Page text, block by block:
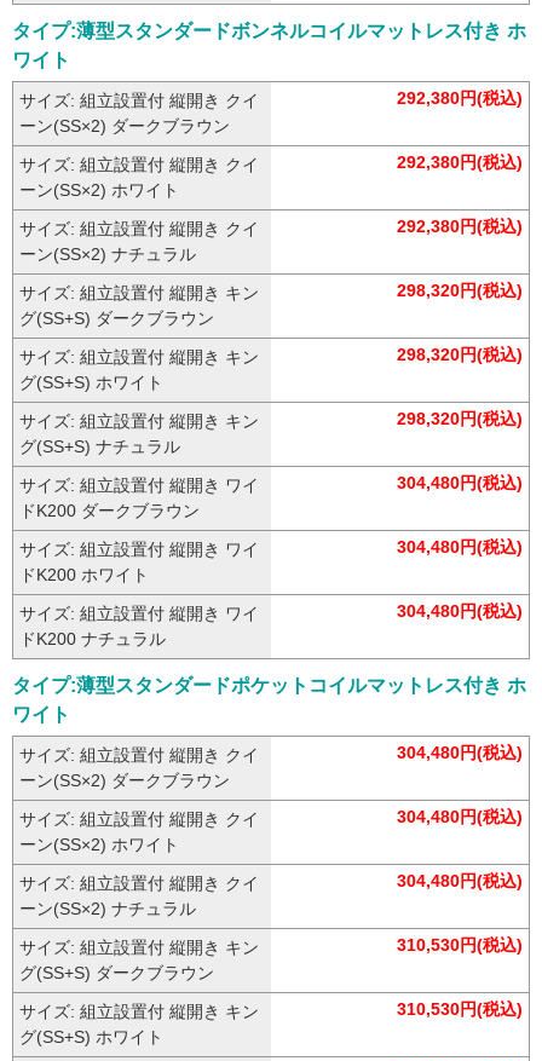
タイプ:薄型スタンダードボンネルコイルマットレス付き ホ
ワイト
サイズ: 組立設置付 縦開き クイ
ーン(SS×2) ダークブラウン
292,380円(税込)
サイズ: 組立設置付 縦開き クイ
ーン(SS×2) ホワイト
292,380円(税込)
サイズ: 組立設置付 縦開き クイ
ーン(SS×2) ナチュラル
292,380円(税込)
サイズ: 組立設置付 縦開き キン
グ(SS+S) ダークブラウン
298,320円(税込)
サイズ: 組立設置付 縦開き キン
グ(SS+S) ホワイト
298,320円(税込)
サイズ: 組立設置付 縦開き キン
グ(SS+S) ナチュラル
298,320円(税込)
サイズ: 組立設置付 縦開き ワイ
ドK200 ダークブラウン
304,480円(税込)
サイズ: 組立設置付 縦開き ワイ
ドK200 ホワイト
304,480円(税込)
サイズ: 組立設置付 縦開き ワイ
ドK200 ナチュラル
304,480円(税込)
タイプ:薄型スタンダードポケットコイルマットレス付き ホ
ワイト
サイズ: 組立設置付 縦開き クイ
ーン(SS×2) ダークブラウン
304,480円(税込)
サイズ: 組立設置付 縦開き クイ
ーン(SS×2) ホワイト
304,480円(税込)
サイズ: 組立設置付 縦開き クイ
ーン(SS×2) ナチュラル
304,480円(税込)
サイズ: 組立設置付 縦開き キン
グ(SS+S) ダークブラウン
310,530円(税込)
サイズ: 組立設置付 縦開き キン
グ(SS+S) ホワイト
310,530円(税込)